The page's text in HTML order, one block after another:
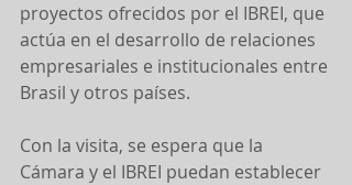
proyectos ofrecidos por el IBREI, que
actúa en el desarrollo de relaciones
empresariales e institucionales entre
Brasil y otros países.
Con la visita, se espera que la
Cámara y el IBREI puedan establecer